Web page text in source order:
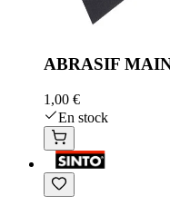
ABRASIF
1,00 €
En stock